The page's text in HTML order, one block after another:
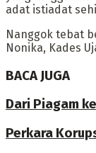
adat istiadat
Nanggok tebat
Nonika, Kades
BACA JUGA
Dari Piagam
Perkara